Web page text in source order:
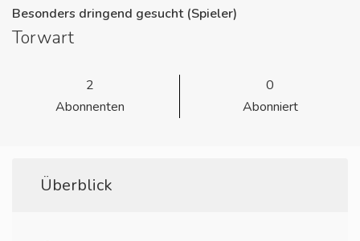
Besonders dringend gesucht (Spieler)
Torwart
2
Abonnenten
0
Abonniert
Überblick